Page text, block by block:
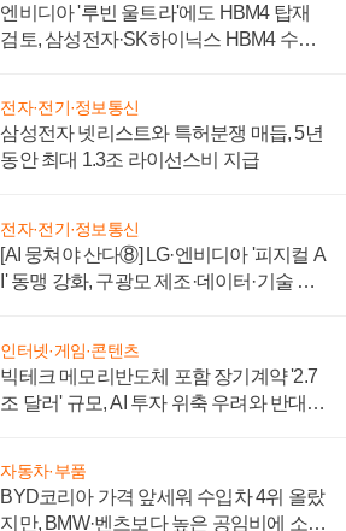
엔비디아 '루빈 울트라'에도 HBM4 탑재
검토, 삼성전자·SK하이닉스 HBM4 수율
전자·전기·정보통신
삼성전자 넷리스트와 특허분쟁 매듭, 5년
동안 최대 1.3조 라이선스비 지급
전자·전기·정보통신
[AI 뭉쳐야 산다⑧] LG·엔비디아 '피지컬 A
I' 동맹 강화, 구광모 제조·데이터·기술 결
인터넷·게임·콘텐츠
빅테크 메모리반도체 포함 장기계약 '2.7
조 달러' 규모, AI 투자 위축 우려와 반대
자동차·부품
BYD코리아 가격 앞세워 수입차 4위 올랐
지만, BMW·벤츠보다 높은 공임비에 소비